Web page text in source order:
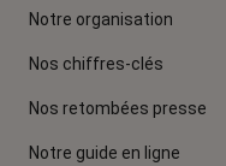
Notre organisation
Nos chiffres-clés
Nos retombées presse
Notre guide en ligne